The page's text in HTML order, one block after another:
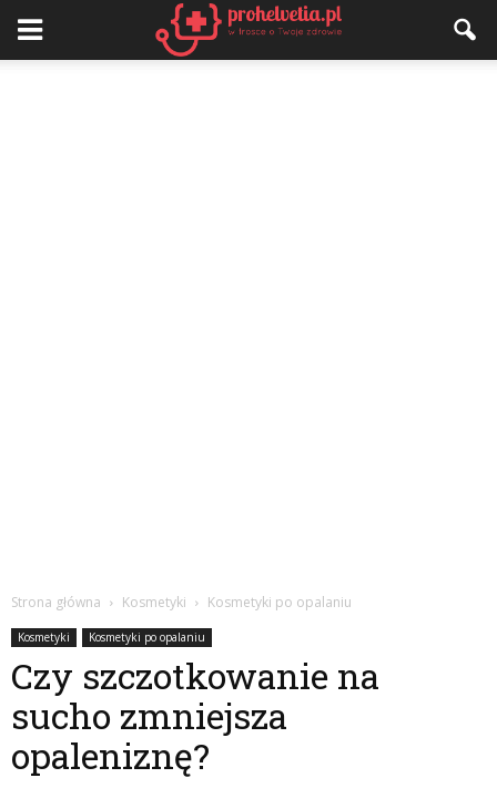
Strona główna Kosmetyki Kosmetyki po opalaniu
Kosmetyki Kosmetyki po opalaniu
Czy szczotkowanie na
sucho zmniejsza
opaleniznę?